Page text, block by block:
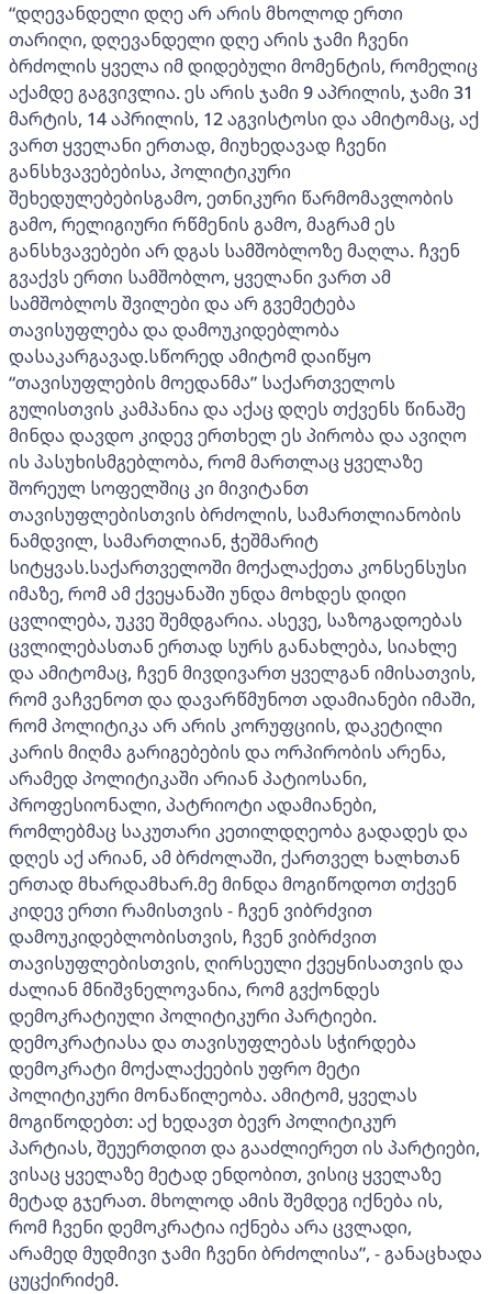
“დღევანდელი დღე არ არის მხოლოდ ერთი
თარიღი, დღევანდელი დღე არის ჯამი ჩვენი
ბრძოლის ყველა იმ დიდებული მომენტის, რომელიც
აქამდე გაგვივლია. ეს არის ჯამი 9 აპრილის, ჯამი 31
მარტის, 14 აპრილის, 12 აგვისტოსი და ამიტომაც, აქ
ვართ ყველანი ერთად, მიუხედავად ჩვენი
განსხვავებებისა, პოლიტიკური
შეხედულებებისგამო, ეთნიკური წარმომავლობის
გამო, რელიგიური რწმენის გამო, მაგრამ ეს
განსხვავებები არ დგას სამშობლოზე მაღლა. ჩვენ
გვაქვს ერთი სამშობლო, ყველანი ვართ ამ
სამშობლოს შვილები და არ გვემეტება
თავისუფლება და დამოუკიდებლობა
დასაკარგავად.სწორედ ამიტომ დაიწყო
“თავისუფლების მოედანმა” საქართველოს
გულისთვის კამპანია და აქაც დღეს თქვენს წინაშე
მინდა დავდო კიდევ ერთხელ ეს პირობა და ავიღო
ის პასუხისმგებლობა, რომ მართლაც ყველაზე
შორეულ სოფელშიც კი მივიტანთ
თავისუფლებისთვის ბრძოლის, სამართლიანობის
ნამდვილ, სამართლიან, ჭეშმარიტ
სიტყვას.საქართველოში მოქალაქეთა კონსენსუსი
იმაზე, რომ ამ ქვეყანაში უნდა მოხდეს დიდი
ცვლილება, უკვე შემდგარია. ასევე, საზოგადოებას
ცვლილებასთან ერთად სურს განახლება, სიახლე
და ამიტომაც, ჩვენ მივდივართ ყველგან იმისათვის,
რომ ვაჩვენოთ და დავარწმუნოთ ადამიანები იმაში,
რომ პოლიტიკა არ არის კორუფციის, დაკეტილი
კარის მიღმა გარიგებების და ორპირობის არენა,
არამედ პოლიტიკაში არიან პატიოსანი,
პროფესიონალი, პატრიოტი ადამიანები,
რომლებმაც საკუთარი კეთილდღეობა გადადეს და
დღეს აქ არიან, ამ ბრძოლაში, ქართველ ხალხთან
ერთად მხარდამხარ.მე მინდა მოგიწოდოთ თქვენ
კიდევ ერთი რამისთვის - ჩვენ ვიბრძვით
დამოუკიდებლობისთვის, ჩვენ ვიბრძვით
თავისუფლებისთვის, ღირსეული ქვეყნისათვის და
ძალიან მნიშვნელოვანია, რომ გვქონდეს
დემოკრატიული პოლიტიკური პარტიები.
დემოკრატიასა და თავისუფლებას სჭირდება
დემოკრატი მოქალაქეების უფრო მეტი
პოლიტიკური მონაწილეობა. ამიტომ, ყველას
მოგიწოდებთ: აქ ხედავთ ბევრ პოლიტიკურ
პარტიას, შეუერთდით და გააძლიერეთ ის პარტიები,
ვისაც ყველაზე მეტად ენდობით, ვისიც ყველაზე
მეტად გჯერათ. მხოლოდ ამის შემდეგ იქნება ის,
რომ ჩვენი დემოკრატია იქნება არა ცვლადი,
არამედ მუდმივი ჯამი ჩვენი ბრძოლისა”, - განაცხადა
ცუცქირიძემ.